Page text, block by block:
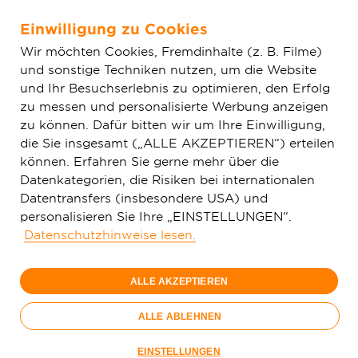
Zum Hauptinhalt springen
Glasfaser & Ausbau Ausbaugebiete
Gedern
150 Mbit/s
29,99
€/Monat
Nur bis 15.09.
Jetzt bestellen
Glasfaser-
Einwilligung zu Cookies
Wir möchten Cookies, Fremdinhalte (z. B. Filme)
und sonstige Techniken nutzen, um die Website
und Ihr Besuchserlebnis zu optimieren, den Erfolg
zu messen und personalisierte Werbung anzeigen
zu können. Dafür bitten wir um Ihre Einwilligung,
die Sie insgesamt („ALLE AKZEPTIEREN“) erteilen
können. Erfahren Sie gerne mehr über die
Datenkategorien, die Risiken bei internationalen
Datentransfers (insbesondere USA) und
personalisieren Sie Ihre „EINSTELLUNGEN“.
Datenschutzhinweise lesen.
ALLE AKZEPTIEREN
ALLE ABLEHNEN
EINSTELLUNGEN